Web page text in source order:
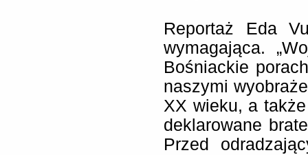
Reportaż Eda
wymagająca.
Bośniackie
naszymi
XX wieku, a
deklarowane
Przed